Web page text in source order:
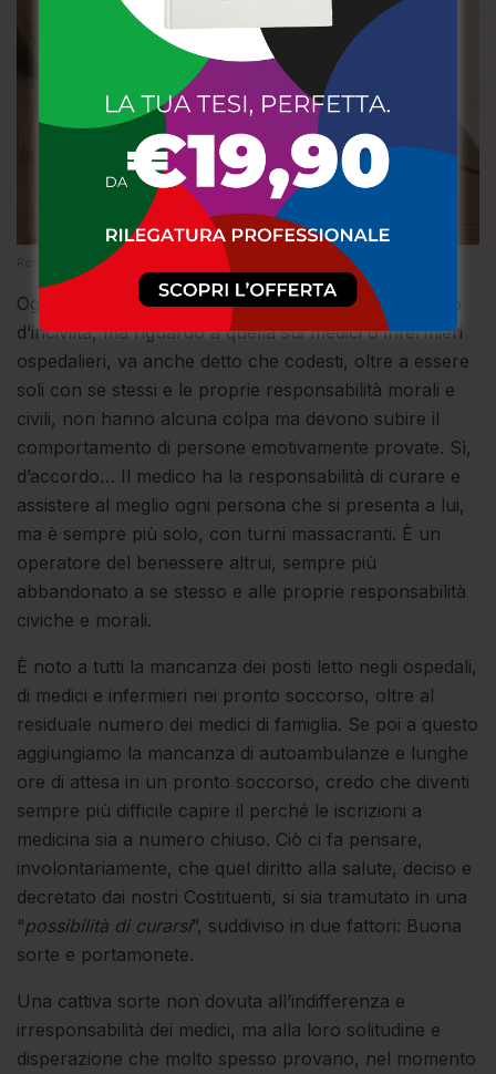
Ogni tipo di violenza va condannata perché è un atto
d’inciviltà, ma riguardo a quella sui medici o infermieri
ospedalieri, va anche detto che codesti, oltre a essere
soli con se stessi e le proprie responsabilità morali e
civili, non hanno alcuna colpa ma devono subire il
comportamento di persone emotivamente provate. Sì,
d’accordo… Il medico ha la responsabilità di curare e
assistere al meglio ogni persona che si presenta a lui,
ma è sempre più solo, con turni massacranti. È un
operatore del benessere altrui, sempre più
abbandonato a se stesso e alle proprie responsabilità
civiche e morali.
È noto a tutti la mancanza dei posti letto negli ospedali,
di medici e infermieri nei pronto soccorso, oltre al
residuale numero dei medici di famiglia. Se poi a questo
aggiungiamo la mancanza di autoambulanze e lunghe
ore di attesa in un pronto soccorso, credo che diventi
sempre più difficile capire il perché le iscrizioni a
medicina sia a numero chiuso. Ciò ci fa pensare,
involontariamente, che quel diritto alla salute, deciso e
decretato dai nostri Costituenti, si sia tramutato in una
“possibilità di curarsi”, suddiviso in due fattori: Buona
sorte e portamonete.
Una cattiva sorte non dovuta all’indifferenza e
irresponsabilità dei medici, ma alla loro solitudine e
disperazione che molto spesso provano, nel momento